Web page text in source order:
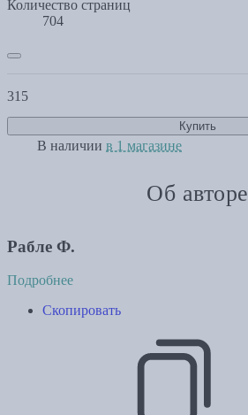
Количество страниц
704
315
Купить
В наличии в 1 магазине
Об авторе
Рабле Ф.
Подробнее
Скопировать